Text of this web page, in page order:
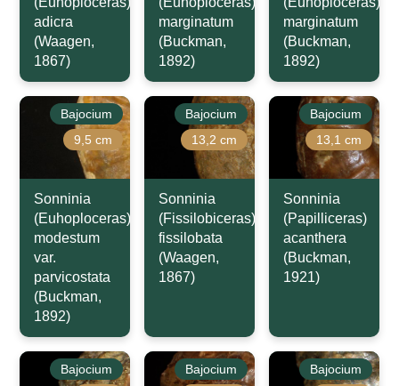
adicra
(Waagen,
1867)
marginatum
(Buckman,
1892)
marginatum
(Buckman,
1892)
Bajocium
9,5 cm
Sonninia
(Euhoploceras)
modestum
var.
parvicostata
(Buckman,
1892)
Bajocium
13,2 cm
Sonninia
(Fissilobiceras)
fissilobata
(Waagen,
1867)
Bajocium
13,1 cm
Sonninia
(Papilliceras)
acanthera
(Buckman,
1921)
Bajocium
Bajocium
Bajocium